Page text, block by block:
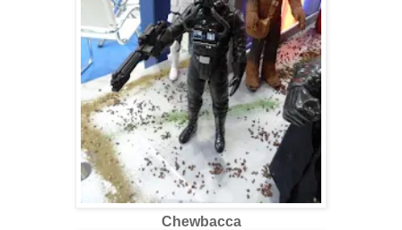
Chewbacca